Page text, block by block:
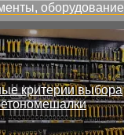
оборудование
критерии выбора